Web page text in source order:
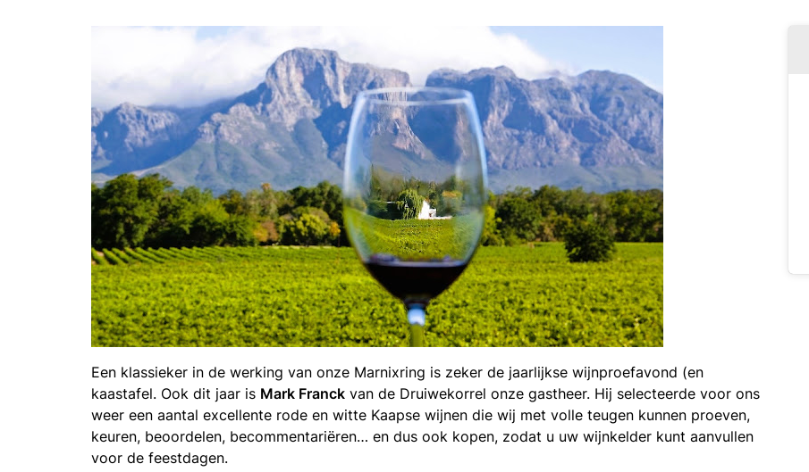
Een klassieker in de werking van onze Marnixring is zeker de jaarlijkse wijnproefavond (en
kaastafel. Ook dit jaar is Mark Franck van de Druiwekorrel onze gastheer. Hij selecteerde voor ons
weer een aantal excellente rode en witte Kaapse wijnen die wij met volle teugen kunnen proeven,
keuren, beoordelen, becommentariëren… en dus ook kopen, zodat u uw wijnkelder kunt aanvullen
voor de feestdagen.